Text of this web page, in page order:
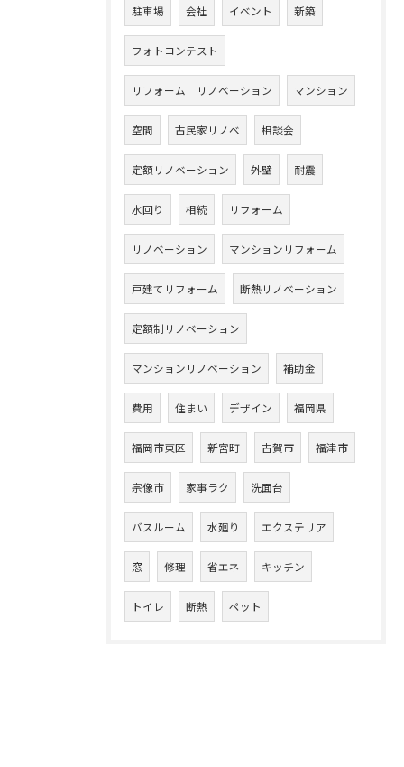
駐車場 会社 イベント 新築
フォトコンテスト
リフォーム リノベーション マンション
空間 古民家リノベ 相談会
定額リノベーション 外壁 耐震
水回り 相続 リフォーム
リノベーション マンションリフォーム
戸建てリフォーム 断熱リノベーション
定額制リノベーション
マンションリノベーション 補助金
費用 住まい デザイン 福岡県
福岡市東区 新宮町 古賀市 福津市
宗像市 家事ラク 洗面台
バスルーム 水廻り エクステリア
窓 修理 省エネ キッチン
トイレ 断熱 ペット